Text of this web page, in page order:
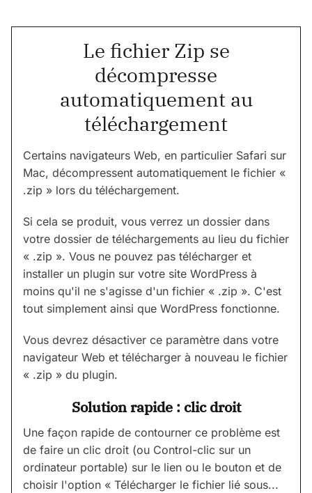
Le fichier Zip se
décompresse
automatiquement au
téléchargement
Certains navigateurs Web, en particulier Safari sur
Mac, décompressent automatiquement le fichier «
.zip » lors du téléchargement.
Si cela se produit, vous verrez un dossier dans
votre dossier de téléchargements au lieu du fichier
« .zip ». Vous ne pouvez pas télécharger et
installer un plugin sur votre site WordPress à
moins qu'il ne s'agisse d'un fichier « .zip ». C'est
tout simplement ainsi que WordPress fonctionne.
Vous devrez désactiver ce paramètre dans votre
navigateur Web et télécharger à nouveau le fichier
« .zip » du plugin.
Solution rapide : clic droit
Une façon rapide de contourner ce problème est
de faire un clic droit (ou Control-clic sur un
ordinateur portable) sur le lien ou le bouton et de
choisir l'option « Télécharger le fichier lié sous...